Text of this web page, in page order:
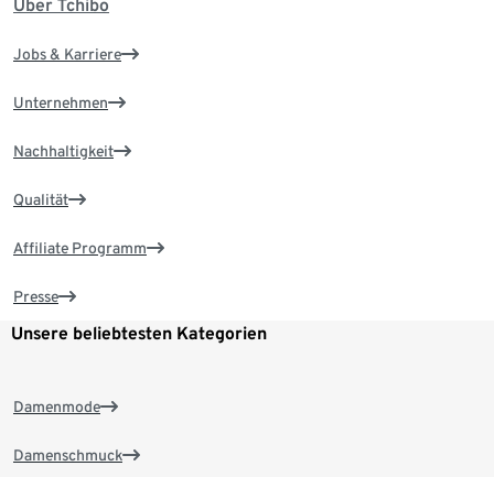
Über Tchibo
Jobs & Karriere
Unternehmen
Nachhaltigkeit
Qualität
Affiliate Programm
Presse
Unsere beliebtesten Kategorien
Damenmode
Damenschmuck